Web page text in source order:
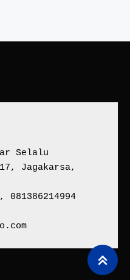
Selalu
Jagakarsa,
081386214994